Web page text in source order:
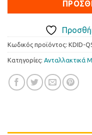
Κωδικός προϊόντος: KDID-
Κατηγορίες: Ανταλλακτικά